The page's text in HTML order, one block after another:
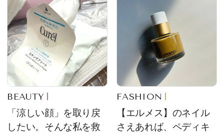
BEAUTY
「涼しい顔」を取り戻
したい。そんな私を救
FASHION
【エルメス】のネイル
さえあれば、ペディキ